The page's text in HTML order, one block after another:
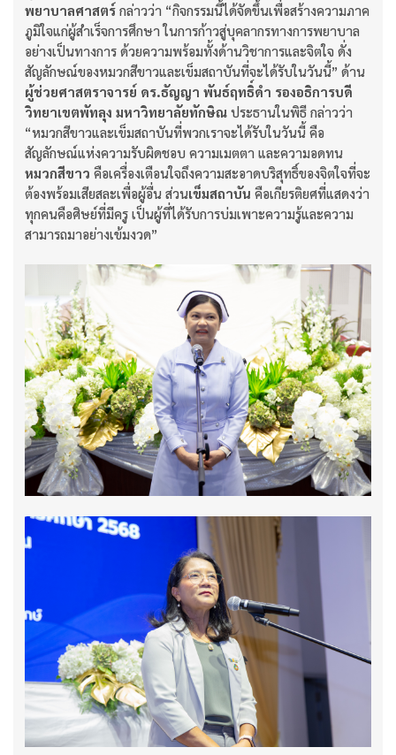
พยาบาลศาสตร์ กล่าวว่า “กิจกรรมนี้ได้จัดขึ้นเพื่อสร้างความภาค
ภูมิใจแก่ผู้สำเร็จการศึกษา ในการก้าวสู่บุคลากรทางการพยาบาล
อย่างเป็นทางการ ด้วยความพร้อมทั้งด้านวิชาการและจิตใจ ดั่ง
สัญลักษณ์ของหมวกสีขาวและเข็มสถาบันที่จะได้รับในวันนี้” ด้าน
ผู้ช่วยศาสตราจารย์ ดร.ธัญญา พันธ์ฤทธิ์ดำ รองอธิการบดี
วิทยาเขตพัทลุง มหาวิทยาลัยทักษิณ ประธานในพิธี กล่าวว่า
“หมวกสีขาวและเข็มสถาบันที่พวกเราจะได้รับในวันนี้ คือ
สัญลักษณ์แห่งความรับผิดชอบ ความเมตตา และความอดทน
หมวกสีขาว คือเครื่องเตือนใจถึงความสะอาดบริสุทธิ์ของจิตใจที่จะ
ต้องพร้อมเสียสละเพื่อผู้อื่น ส่วนเข็มสถาบัน คือเกียรติยศที่แสดงว่า
ทุกคนคือศิษย์ที่มีครู เป็นผู้ที่ได้รับการบ่มเพาะความรู้และความ
สามารถมาอย่างเข้มงวด”